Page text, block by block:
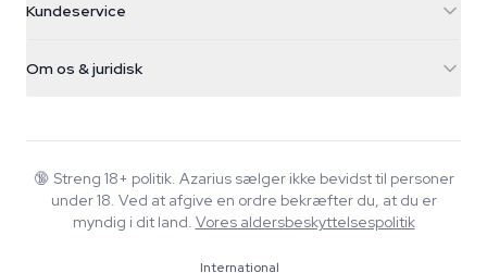
Nederland
+31(0)204897914
Smokeshop
Kundeservice
Returpolitik
FAQ
Privatlivspolitik
Om os & juridisk
Wiki
Blog
Musik
🔞 Streng 18+ politik. Azarius sælger ikke bevidst til personer
under 18. Ved at afgive en ordre bekræfter du, at du er
myndig i dit land. Vores aldersbeskyttelsespolitik
International